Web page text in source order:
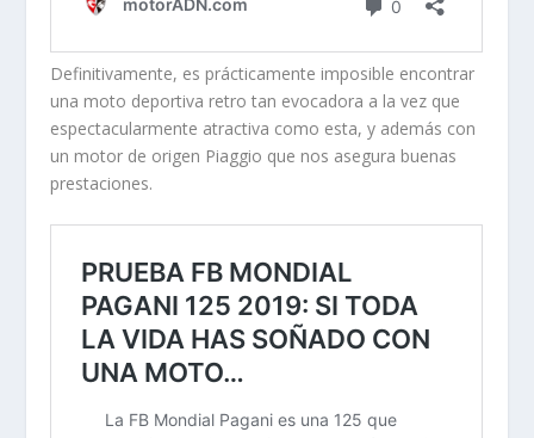
Definitivamente, es prácticamente imposible encontrar
una moto deportiva retro tan evocadora a la vez que
espectacularmente atractiva como esta, y además con
un motor de origen Piaggio que nos asegura buenas
prestaciones.